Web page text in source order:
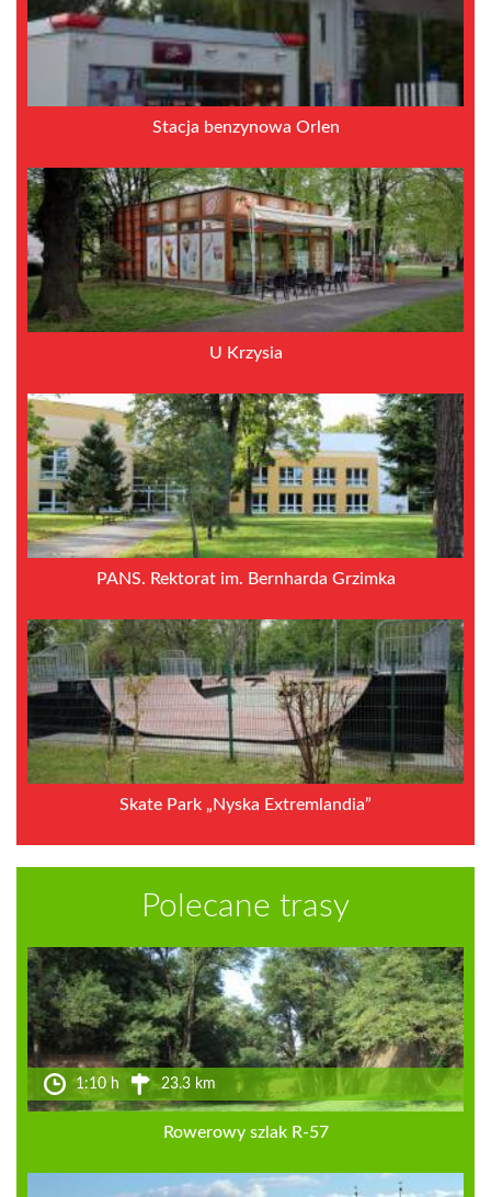
Stacja benzynowa Orlen
U Krzysia
PANS. Rektorat im. Bernharda Grzimka
Skate Park „Nyska Extremlandia”
Polecane trasy
1:10 h 23.3 km
Rowerowy szlak R-57